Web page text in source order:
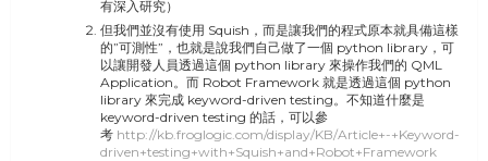
有深入研究）
但我們並沒有使用 Squish，而是讓我們的程式原本就具備這樣
的”可測性”，也就是說我們自己做了一個 python library，可
以讓開發人員透過這個 python library 來操作我們的 QML
Application。而 Robot Framework 就是透過這個 python
library 來完成 keyword-driven testing。不知道什麼是
keyword-driven testing 的話，可以參
考 http://kb.froglogic.com/display/KB/Article+-+Keyword-
driven+testing+with+Squish+and+Robot+Framework